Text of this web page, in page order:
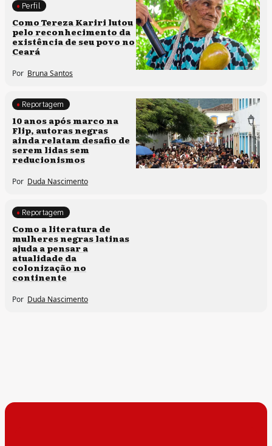
Comunidades tradicionais
Perfil
Como Tereza Kariri lutou
pelo reconhecimento da
existência de seu povo no
Ceará
Por Bruna Santos
Processos artísticos
Reportagem
10 anos após marco na
Flip, autoras negras
ainda relatam desafio de
serem lidas sem
reducionismos
Por Duda Nascimento
Direitos humanos
Reportagem
Como a literatura de
mulheres negras latinas
ajuda a pensar a
atualidade da
colonização no
continente
Por Duda Nascimento